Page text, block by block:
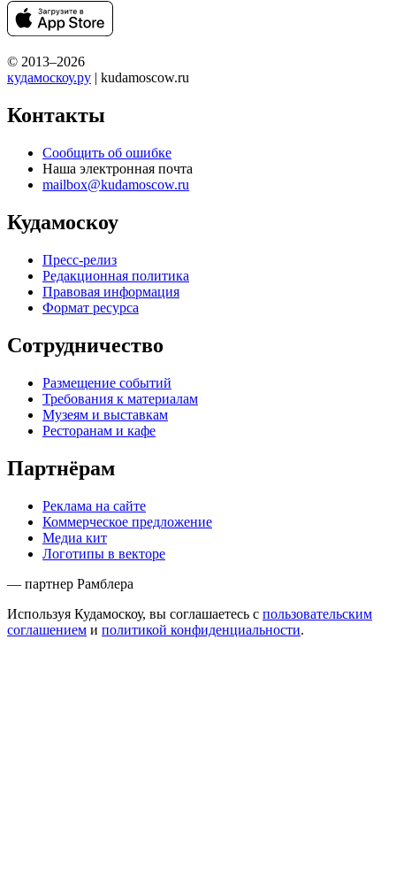
© 2013–2026
кудамоскоу.ру | kudamoscow.ru
Контакты
Сообщить об ошибке
Наша электронная почта
mailbox@kudamoscow.ru
Кудамоскоу
Пресс-релиз
Редакционная политика
Правовая информация
Формат ресурса
Сотрудничество
Размещение событий
Требования к материалам
Музеям и выставкам
Ресторанам и кафе
Партнёрам
Реклама на сайте
Коммерческое предложение
Медиа кит
Логотипы в векторе
— партнер Рамблера
Используя Кудамоскоу, вы соглашаетесь с пользовательским
соглашением и политикой конфиденциальности.